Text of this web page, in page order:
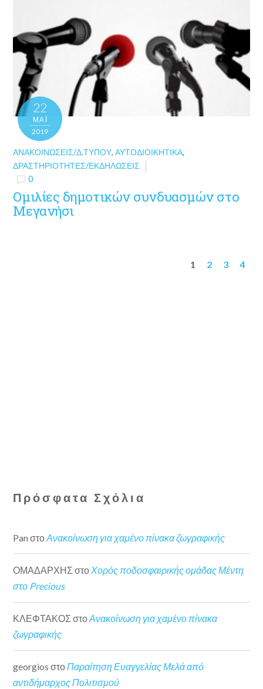
22
ΜΑΪ́
2019
ΑΝΑΚΟΙΝΏΣΕΙΣ/Δ.ΤΎΠΟΥ,ΑΥΤΟΔΙΟΙΚΗΤΙΚΆ,
ΔΡΑΣΤΗΡΙΌΤΗΤΕΣ/ΕΚΔΗΛΏΣΕΙΣ
0
Ομιλίες δημοτικών συνδυασμών στο
Μεγανήσι
1 2 3 4
Πρόσφατα Σχόλια
Pan στοΑνακοίνωση για χαμένο πίνακα ζωγραφικής
ΟΜΑΔΑΡΧΗΣ στοΧορός ποδοσφαιρικής ομάδας Μέντη
στο Precious
ΚΛΕΦΤΑΚΟΣ στοΑνακοίνωση για χαμένο πίνακα
ζωγραφικής
georgios στοΠαραίτηση Ευαγγελίας Μελά από
αντιδήμαρχος Πολιτισμού